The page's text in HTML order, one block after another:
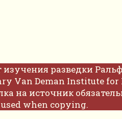
изучения разведки
Van Deman Institute for
на источник
when copying.